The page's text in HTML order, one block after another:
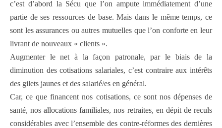
c’est d’abord la Sécu que l’on ampute immédiatement d’une
partie de ses ressources de base. Mais dans le même temps, ce
sont les assurances ou autres mutuelles que l’on conforte en leur
livrant de nouveaux « clients ».
Augmenter le net à la façon patronale, par le biais de la
diminution des cotisations salariales, c’est contraire aux intérêts
des gilets jaunes et des salarié/es en général.
Car, ce que financent nos cotisations, ce sont nos dépenses de
santé, nos allocations familiales, nos retraites, en dépit de reculs
considérables avec l’ensemble des contre-réformes des dernières